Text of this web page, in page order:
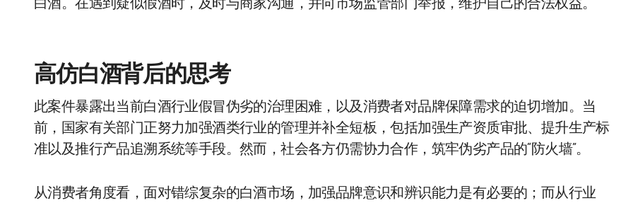
白酒。在遇到疑似假酒时，及时与商家沟通，并向市场监管部门举报，维护自己的合法权益。
高仿白酒背后的思考
此案件暴露出当前白酒行业假冒伪劣的治理困难，以及消费者对品牌保障需求的迫切增加。当
前，国家有关部门正努力加强酒类行业的管理并补全短板，包括加强生产资质审批、提升生产标
准以及推行产品追溯系统等手段。然而，社会各方仍需协力合作，筑牢伪劣产品的“防火墙”。
从消费者角度看，面对错综复杂的白酒市场，加强品牌意识和辨识能力是有必要的；而从行业